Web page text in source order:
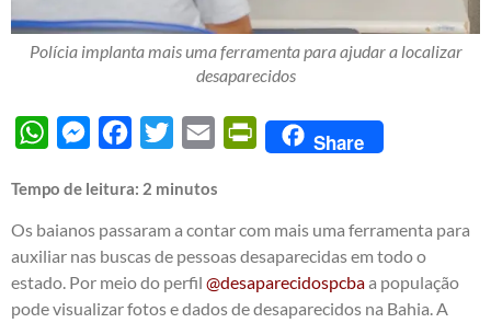
Polícia implanta mais uma ferramenta para ajudar a localizar
desaparecidos
WhatsAppMessengerFacebook
Twitter Email PrintFriendly
Share
Tempo de leitura: 2 minutos
Os baianos passaram a contar com mais uma ferramenta para
auxiliar nas buscas de pessoas desaparecidas em todo o
estado. Por meio do perfil @desaparecidospcbaa população
pode visualizar fotos e dados de desaparecidos na Bahia. A